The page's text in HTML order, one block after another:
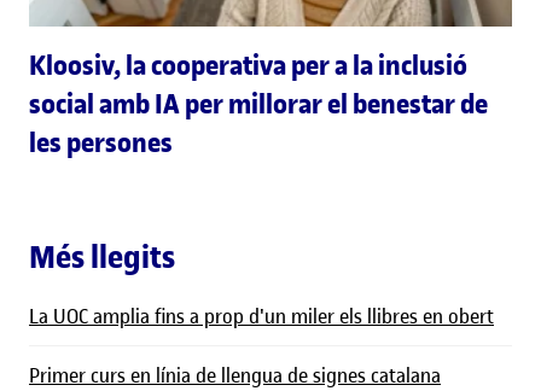
Kloosiv, la cooperativa per a la inclusió
social amb IA per millorar el benestar de
les persones
Més llegits
La UOC amplia fins a prop d'un miler els llibres en obert
Primer curs en línia de llengua de signes catalana